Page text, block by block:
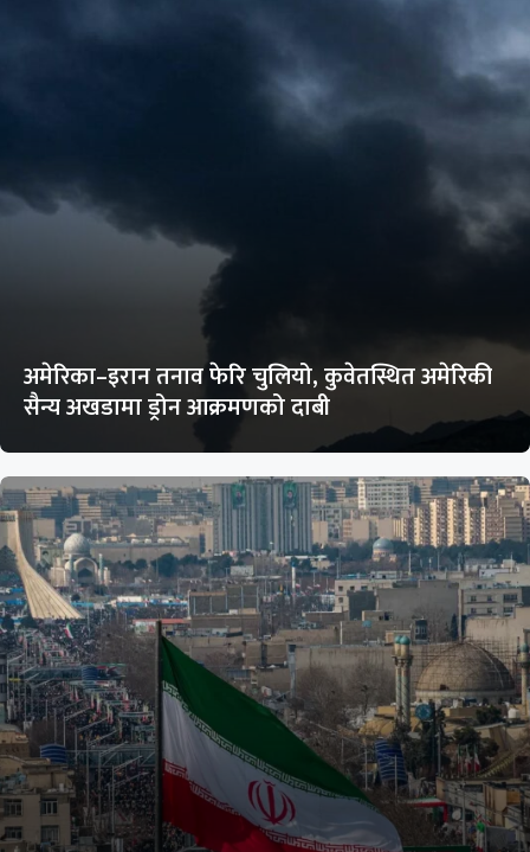
अमेरिका–इरान तनाव फेरि चुलियो, कुवेतस्थित अमेरिकी
सैन्य अखडामा ड्रोन आक्रमणको दाबी